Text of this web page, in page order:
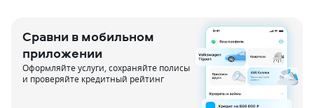
Сравни в мобильном
приложении
Оформляйте услуги, сохраняйте полисы
и проверяйте кредитный рейтинг